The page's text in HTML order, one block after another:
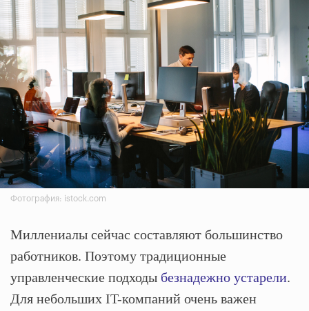
Фотография: istock.com
Миллениалы сейчас составляют большинство
работников. Поэтому традиционные
управленческие подходы безнадежно устарели.
Для небольших IT-компаний очень важен